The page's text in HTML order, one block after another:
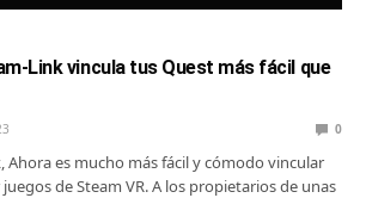
Link vincula tus Quest más fácil que
0
Ahora es mucho más fácil y cómodo vincular
de Steam VR. A los propietarios de unas